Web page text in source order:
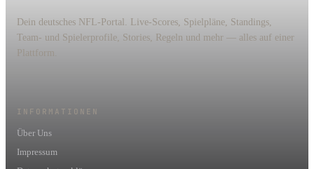
Dein deutsches NFL-Portal. Live-Scores, Spielpläne, Standings,
Team- und Spielerprofile, Stories, Regeln und mehr — alles auf einer
Plattform.
INFORMATIONEN
Über Uns
Impressum